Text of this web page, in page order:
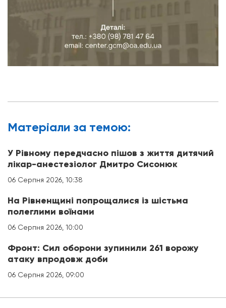
Матерiали за темою:
У Рівному передчасно пішов з життя дитячий
лікар-анестезіолог Дмитро Сисонюк
06 Серпня 2026, 10:38
На Рівненщині попрощалися із шістьма
полеглими воїнами
06 Серпня 2026, 10:00
Фронт: Сил оборони зупинили 261 ворожу
атаку впродовж доби
06 Серпня 2026, 09:00